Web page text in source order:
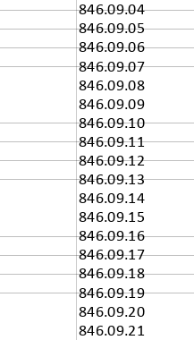
846.09.04
846.09.05
846.09.06
846.09.07
846.09.08
846.09.09
846.09.10
846.09.11
846.09.12
846.09.13
846.09.14
846.09.15
846.09.16
846.09.17
846.09.18
846.09.19
846.09.20
846.09.21